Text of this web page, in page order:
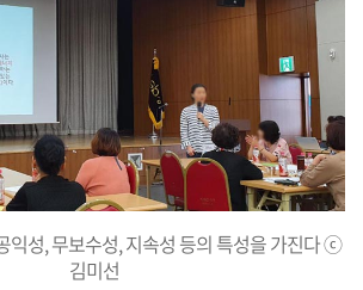
익성, 무보수성, 지속성 등의 특성을 가진다 ⓒ
김미선